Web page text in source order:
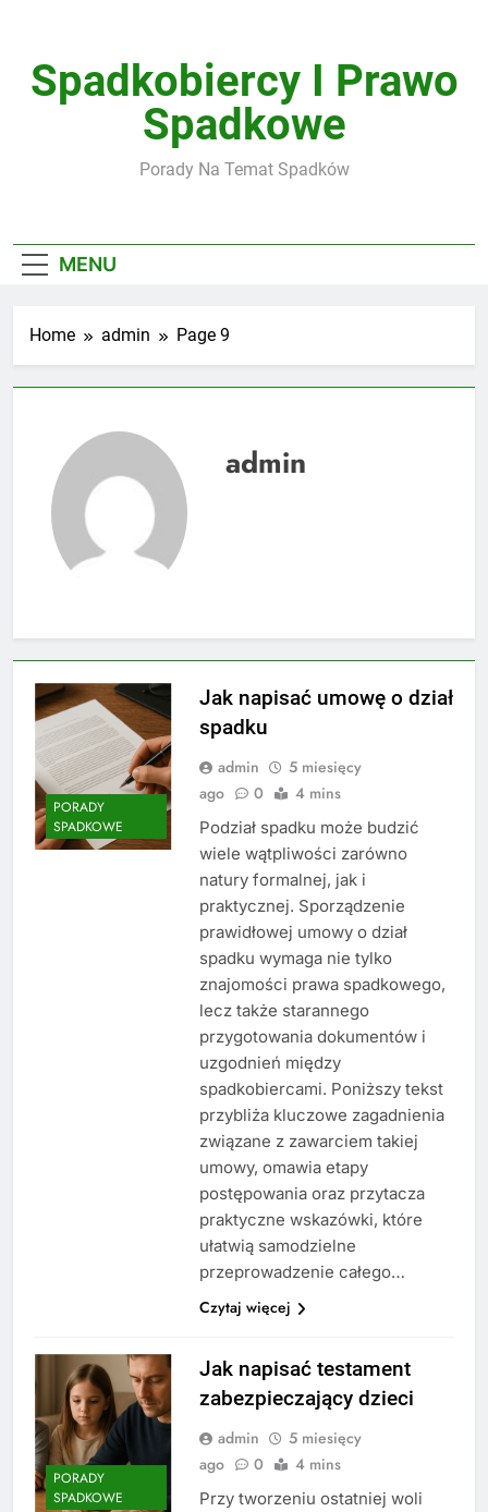
contentSpadkobiercy I Prawo
Spadkowe
Porady Na Temat Spadków
MENU
Home admin Page 9
admin
PORADY
SPADKOWE
Jak napisać umowę o dział
spadku
admin
5 miesięcy
ago
0 4 mins
Podział spadku może budzić
wiele wątpliwości zarówno
natury formalnej, jak i
praktycznej. Sporządzenie
prawidłowej umowy o dział
spadku wymaga nie tylko
znajomości prawa spadkowego,
lecz także starannego
przygotowania dokumentów i
uzgodnień między
spadkobiercami. Poniższy tekst
przybliża kluczowe zagadnienia
związane z zawarciem takiej
umowy, omawia etapy
postępowania oraz przytacza
praktyczne wskazówki, które
ułatwią samodzielne
przeprowadzenie całego…
Czytaj więcej
PORADY
SPADKOWE
Jak napisać testament
zabezpieczający dzieci
admin
5 miesięcy
ago
0 4 mins
Przy tworzeniu ostatniej woli